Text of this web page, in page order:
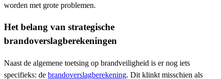
worden met grote problemen.
Het belang van strategische
brandoverslagberekeningen
Naast de algemene toetsing op brandveiligheid is er nog iets
specifieks: de brandoverslagberekening. Dit klinkt misschien als